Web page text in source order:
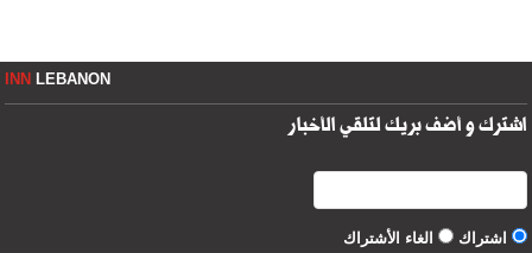
INNLEBANON
اشترك و أضف بريك لتلقي الأخبار
اشتراك الغاء الأشتراك